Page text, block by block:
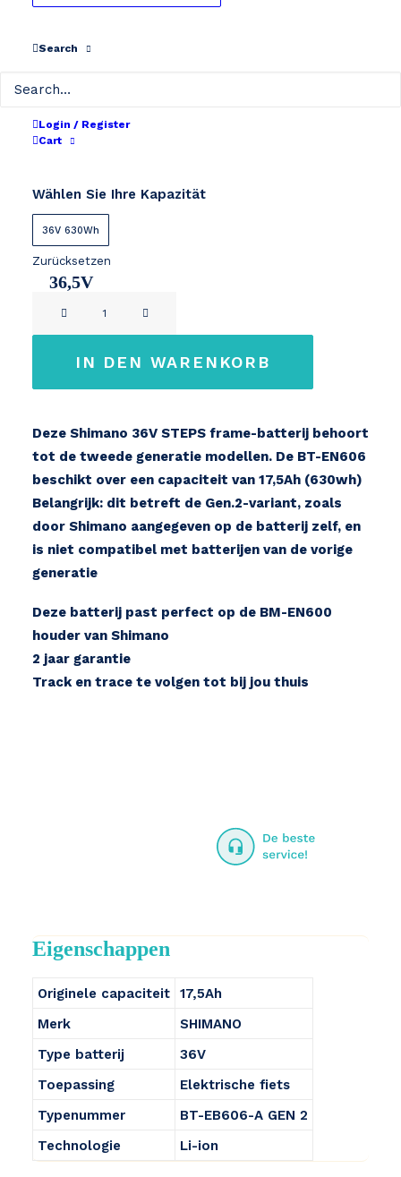
Search
Login / Register
Cart
war:
Wählen Sie Ihre Kapazität
36V 630Wh
36,5V
Zurücksetzen
EN606-
GEN
2
-
36V
630Wh
Menge
IN DEN WARENKORB
Deze Shimano 36V STEPS frame-batterij behoort
tot de tweede generatie modellen. De BT-EN606
beschikt over een capaciteit van 17,5Ah (630wh)
Belangrijk: dit betreft de Gen.2-variant, zoals
door Shimano aangegeven op de batterij zelf, en
is niet compatibel met batterijen van de vorige
generatie
Deze batterij past perfect op de BM-EN600
houder van Shimano
2 jaar garantie
Track en trace te volgen tot bij jou thuis
Eigenschappen
Originele capaciteit
17,5Ah
Merk
SHIMANO
Type batterij
36V
Toepassing
Elektrische fiets
Typenummer
BT-EB606-A GEN 2
Technologie
Li-ion